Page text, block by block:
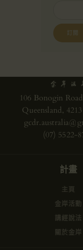
106 Bonogin
Queensland,
(07) 5522-
計畫
主頁
金岸活動
講經說法
關於金岸